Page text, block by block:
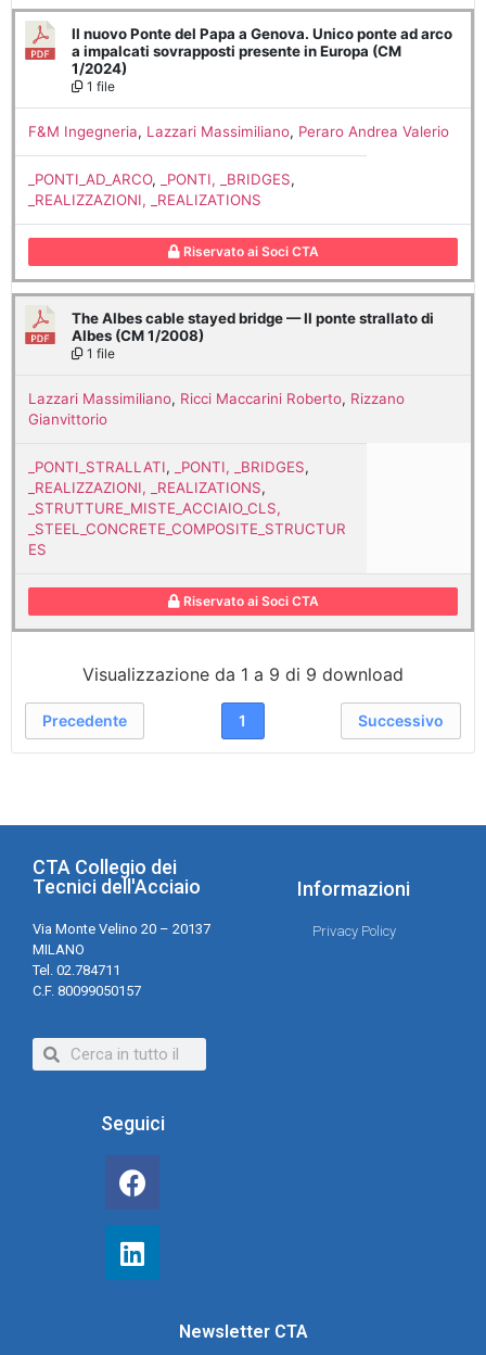
Il nuovo Ponte del Papa a Genova. Unico ponte ad arco
a impalcati sovrapposti presente in Europa (CM
1/2024)
1 file
F&M Ingegneria, Lazzari Massimiliano, Peraro Andrea Valerio
_PONTI_AD_ARCO, _PONTI, _BRIDGES,
_REALIZZAZIONI, _REALIZATIONS
Riservato ai Soci CTA
The Albes cable stayed bridge — Il ponte strallato di
Albes (CM 1/2008)
1 file
Lazzari Massimiliano, Ricci Maccarini Roberto, Rizzano
Gianvittorio
_PONTI_STRALLATI, _PONTI, _BRIDGES,
_REALIZZAZIONI, _REALIZATIONS,
_STRUTTURE_MISTE_ACCIAIO_CLS,
_STEEL_CONCRETE_COMPOSITE_STRUCTUR
ES
Riservato ai Soci CTA
Visualizzazione da 1 a 9 di 9 download
Precedente 1 Successivo
CTA Collegio dei
Tecnici dell'Acciaio
Via Monte Velino 20 – 20137
MILANO
Tel. 02.784711
C.F. 80099050157
Informazioni
Privacy Policy
Seguici
Newsletter CTA